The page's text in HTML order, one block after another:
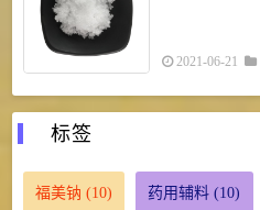
2021-06-21
标签
福美钠 (10) 药用辅料 (10)